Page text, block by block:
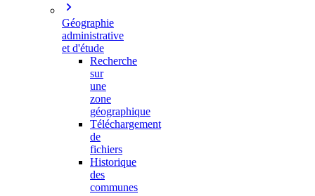
Géographie
administrative
et d'étude
Recherche
sur
une
zone
géographique
Téléchargement
de
fichiers
Historique
des
communes